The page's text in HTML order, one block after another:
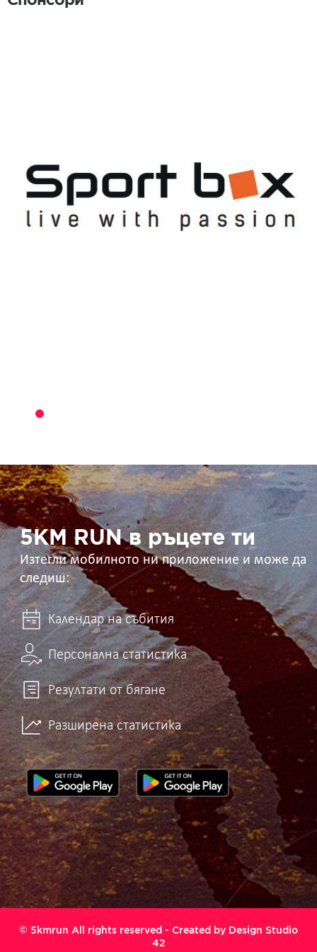
5KM
RUN
в
ръцете
ти 5KM RUN в ръцете ти
Изтегли мобилното ни приложение и може да
следиш:
Календар на събития
Персонална статистика
Резултати от бягане
Разширена статистика
© 5kmrun All rights reserved - Created by Design Studio
42